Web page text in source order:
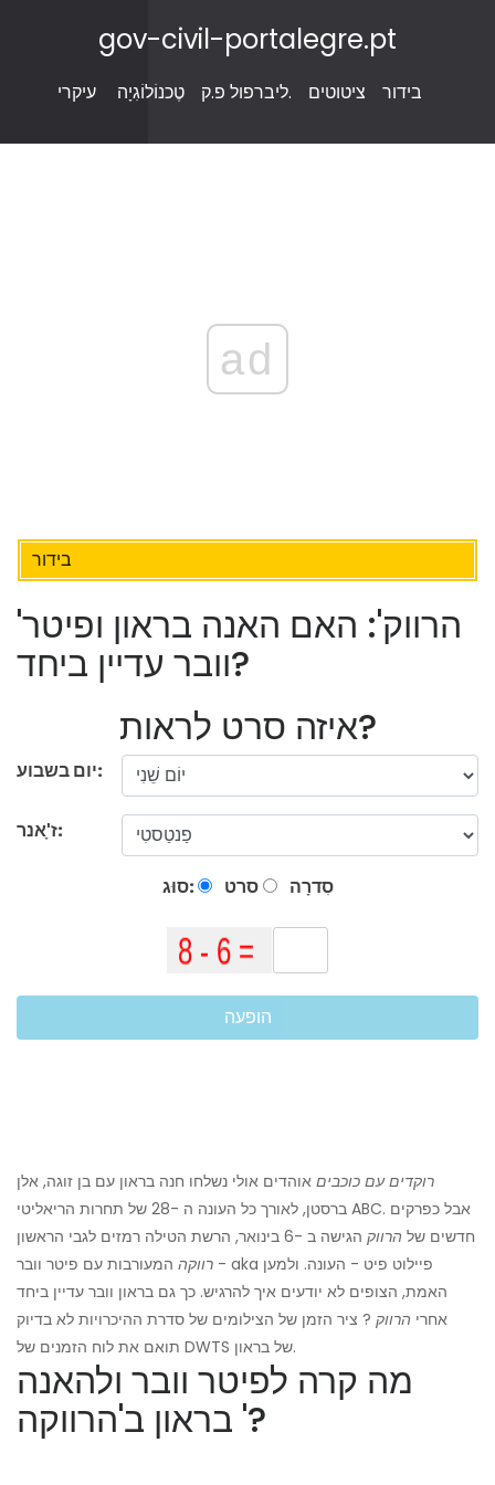
gov-civil-portalegre.pt
עיקרי טֶכנוֹלוֹגִיָה ליברפול פ.ק. ציטוטים בידור
ad
בידור
'הרווק': האם האנה בראון ופיטר
וובר עדיין ביחד?
איזה סרט לראות?
יום בשבוע:
ז'ָאנר:
סוּג: סרט סִדרָה
הופעה
רוקדים עם כוכבים אוהדים אולי נשלחו חנה בראון עם בן זוגה, אלן
ברסטן, לאורך כל העונה ה -28 של תחרות הריאליטי ABC. אבל כפרקים
חדשים של הרווק הגישה ב -6 בינואר, הרשת הטילה רמזים לגבי הראשון
רווקה המעורבות עם פיטר וובר - aka פיילוט פיט - העונה. ולמען
האמת, הצופים לא יודעים איך להרגיש. כך גם בראון וובר עדיין ביחד
אחרי הרווק ? ציר הזמן של הצילומים של סדרת ההיכרויות לא בדיוק
תואם את לוח הזמנים של DWTS של בראון.
מה קרה לפיטר וובר ולהאנה
בראון ב'הרווקה '?